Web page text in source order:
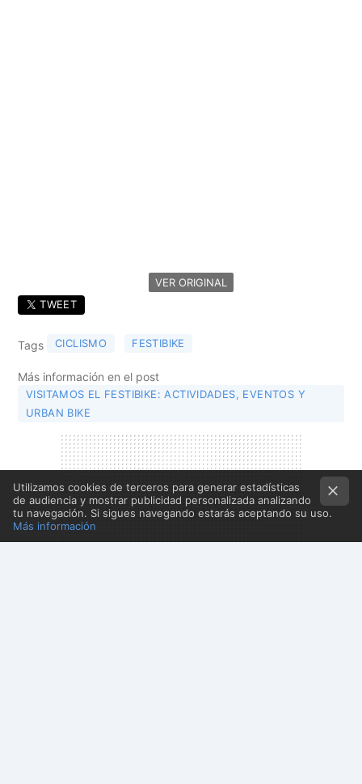
VER ORIGINAL
TWEET
Tags CICLISMO FESTIBIKE
Más información en el post
VISITAMOS EL FESTIBIKE: ACTIVIDADES, EVENTOS Y
URBAN BIKE
Utilizamos cookies de terceros para generar estadísticas
de audiencia y mostrar publicidad personalizada analizando
tu navegación. Si sigues navegando estarás aceptando su uso.
Más información